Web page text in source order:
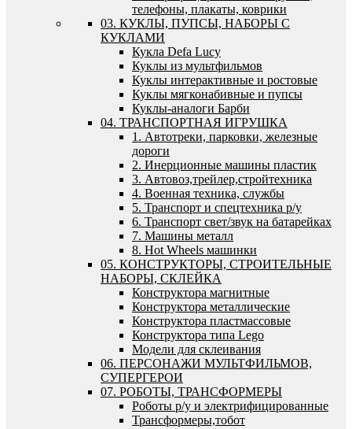
телефоны, плакаты, коврики
03. КУКЛЫ, ПУПСЫ, НАБОРЫ С
КУКЛАМИ
Кукла Defa Lucy
Куклы из мультфильмов
Куклы интерактивные и ростовые
Куклы мягконабивные и пупсы
Куклы-аналоги Барби
04. ТРАНСПОРТНАЯ ИГРУШКА
1. Автотреки, парковки, железные
дороги
2. Инерционные машины пластик
3. Автовоз,трейлер,стройтехника
4. Военная техника, службы
5. Транспорт и спецтехника р/у
6. Транспорт свет/звук на батарейках
7. Машины металл
8. Hot Wheels машинки
05. КОНСТРУКТОРЫ, СТРОИТЕЛЬНЫЕ
НАБОРЫ, СКЛЕЙКА
Конструктора магнитные
Конструктора металлические
Конструктора пластмассовые
Конструктора типа Lego
Модели для склеивания
06. ПЕРСОНАЖИ МУЛЬТФИЛЬМОВ,
СУПЕРГЕРОИ
07. РОБОТЫ, ТРАНСФОРМЕРЫ
Роботы р/у и электрифицированные
Трансформеры,тобот